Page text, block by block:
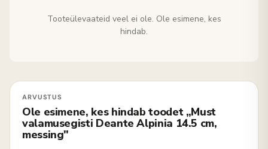
Tooteülevaateid veel ei ole. Ole esimene, kes
hindab.
Ole esimene, kes hindab toodet „Must
valamusegisti Deante Alpinia 14.5 cm,
messing"